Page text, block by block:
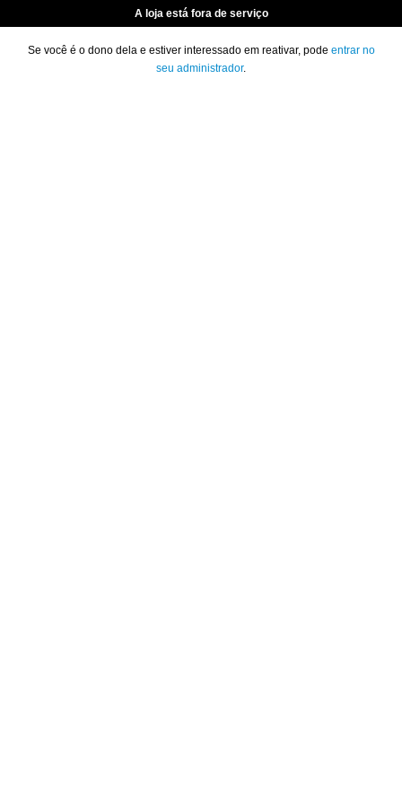
A loja está fora de serviço
Se você é o dono dela e estiver interessado em reativar, pode entrar no
seu administrador.